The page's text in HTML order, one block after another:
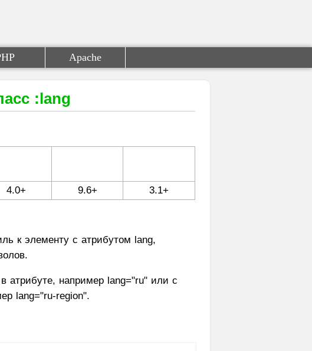
Apache
:lang
4.0+ 9.6+ 3.1+
к элементу с атрибутом lang,
атрибуте, например lang="ru" или с
lang="ru-region".